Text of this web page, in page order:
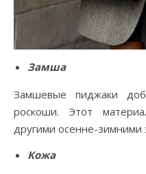
Замша
Замшевые пиджаки
роскоши. Этот
другими осенне-зимними
Кожа